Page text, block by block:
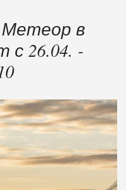
в
26.04. -